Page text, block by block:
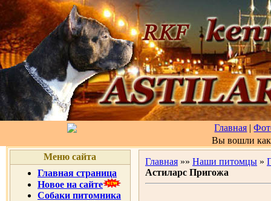
Главная |
Вы вошли
Меню сайта
Главная страница
Новое на сайте
Собаки питомника
Главная »» Наши питомцы »
Астиларс Пригожа